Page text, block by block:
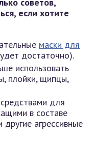
советов,
если хотите
маски для
достаточно).
использовать
плойки, щипцы,
для
в составе
агрессивные